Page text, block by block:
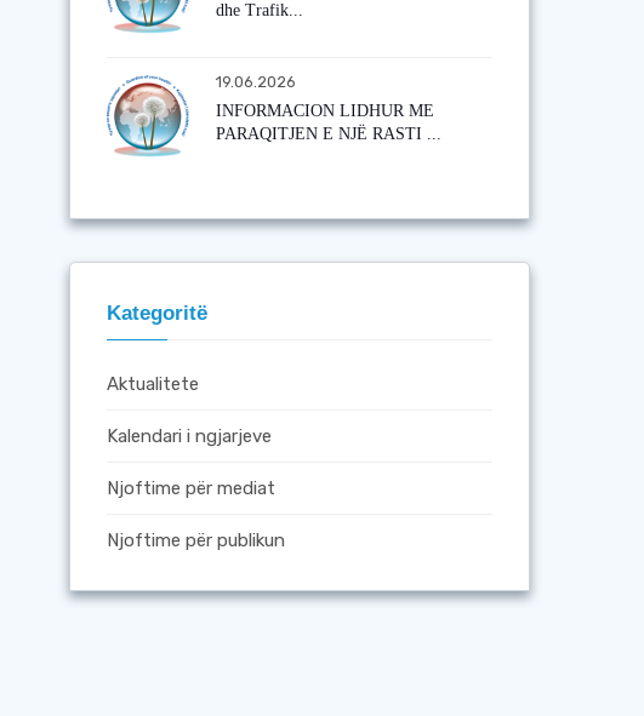
dhe Trafik...
19.06.2026
INFORMACION LIDHUR ME
PARAQITJEN E NJË RASTI ...
Kategoritë
Aktualitete
Kalendari i ngjarjeve
Njoftime për mediat
Njoftime për publikun